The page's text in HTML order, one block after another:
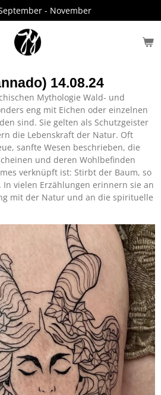
- November
14.08.24
Mythologie Wald- und
eng mit Eichen oder einzelnen
sind. Sie gelten als Schutzgeister
die Lebenskraft der Natur. Oft
sanfte Wesen beschrieben, die
und deren Wohlbefinden
verknüpft ist: Stirbt der Baum, so
vielen Erzählungen erinnern sie an
mit der Natur und an die spirituelle